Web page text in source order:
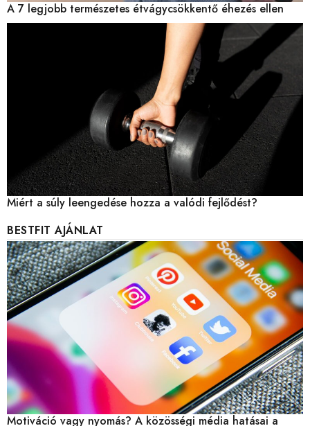
A 7 legjobb természetes étvágycsökkentő éhezés ellen
Miért a súly leengedése hozza a valódi fejlődést?
BESTFIT AJÁNLAT
Motiváció vagy nyomás? A közösségi média hatásai a